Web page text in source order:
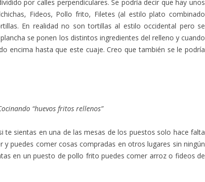
por calles perpendiculares. Se podría decir que hay unos
Fideos, Pollo frito, Filetes (al estilo plato combinado
En realidad no son tortillas al estilo occidental pero se
se ponen los distintos ingredientes del relleno y cuando
encima hasta que este cuaje. Creo que también se le podría
“huevos fritos rellenos”
te sientas en una de las mesas de los puestos solo hace falta
y puedes comer cosas compradas en otros lugares sin ningún
en un puesto de pollo frito puedes comer arroz o fideos de